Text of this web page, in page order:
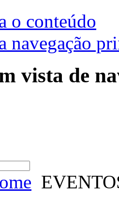
o conteúdo
navegação
vista de